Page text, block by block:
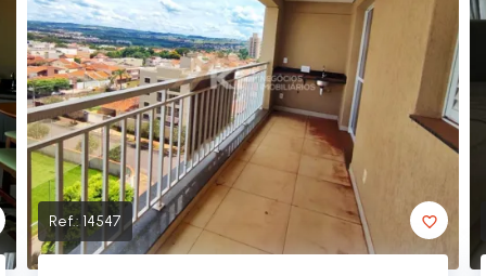
Ref.:14547